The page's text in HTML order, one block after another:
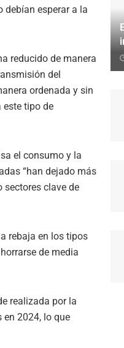
debían esperar a la
reducido de manera
del
ordenada y sin
tipo de
el consumo y la
“han dejado más
clave de
rebaja en los tipos
de media
realizada por la
en 2024, lo que